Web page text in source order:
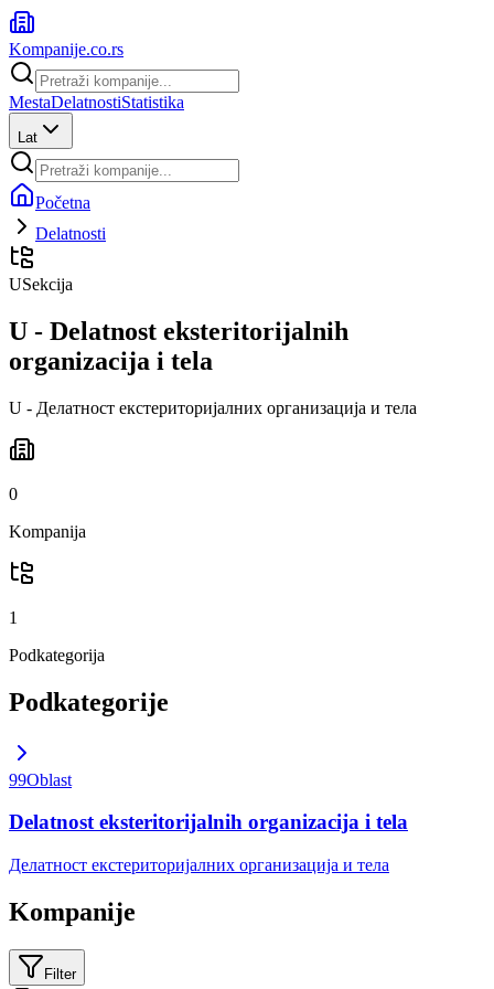
Kompanije.co.rs
MestaDelatnostiStatistika
Lat
Početna
Delatnosti
USekcija
U - Delatnost eksteritorijalnih
organizacija i tela
U - Делатност екстериторијалних организација и тела
0
Kompanija
1
Podkategorija
Podkategorije
99Oblast
Delatnost eksteritorijalnih organizacija i tela
Делатност екстериторијалних организација и тела
Kompanije
Filter